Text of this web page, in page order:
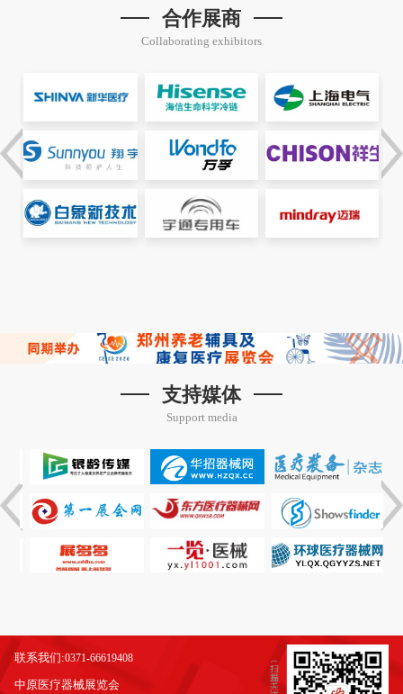
合作展商
Collaborating exhibitors
支持媒体
Support media
联系我们:0371-66619408
中原医疗器械展览会